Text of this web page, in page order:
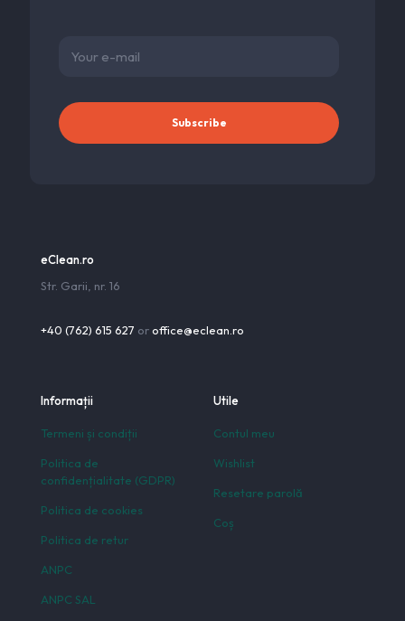
eClean.ro
Str. Garii, nr. 16
+40 (762) 615 627 oroffice@eclean.ro
Informații
Termeni și condiții
Politica de
confidențialitate (GDPR)
Politica de cookies
Politica de retur
ANPC
ANPC SAL
Utile
Contul meu
Wishlist
Resetare parolă
Coș